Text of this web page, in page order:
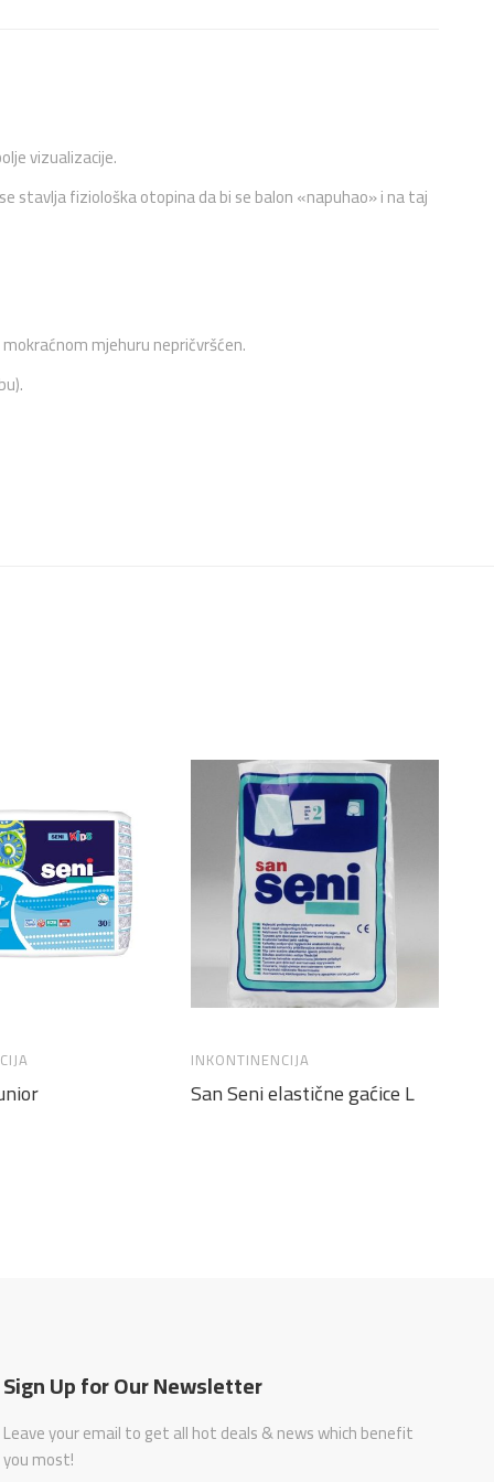
vizualizacije.
stavlja fiziološka otopina da bi se balon «napuhao» i na taj
mjehuru nepričvršćen.
INKONTINENCIJA
San Seni elastične gaćice L
Sign Up for Our Newsletter
Leave your email to get all hot deals & news which benefit
you most!